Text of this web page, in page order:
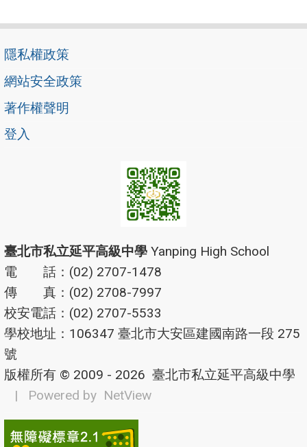
隱私權政策
網站安全政策
著作權聲明
登入
臺北市私立延平高級中學 Yanping High School
電 話：(02) 2707-1478
傳 真：(02) 2708-7997
校安電話：(02) 2707-5533
學校地址：106347 臺北市大安區建國南路一段 275
號
版權所有 © 2009 - 2026 臺北市私立延平高級中學
| Powered by NetView